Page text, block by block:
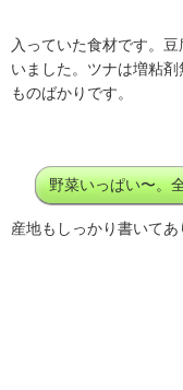
入っていた食材です。
いました。ツナは増粘
ものばかりです。
野菜いっぱい〜。
産地もしっかり書いてあ